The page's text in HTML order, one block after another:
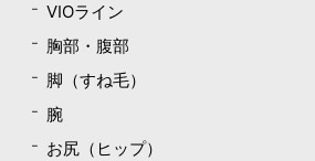
VIOライン
胸部・腹部
脚（すね毛）
腕
お尻（ヒップ）